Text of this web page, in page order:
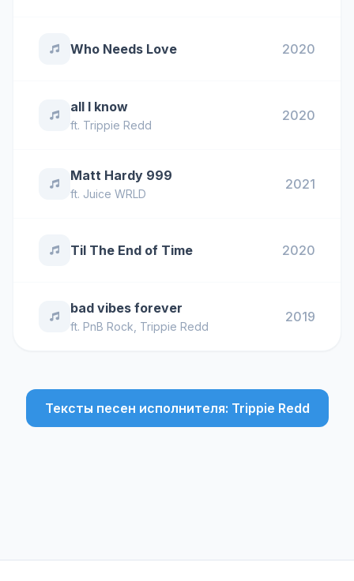
Who Needs Love 2020
all I know
ft. Trippie Redd
2020
Matt Hardy 999
ft. Juice WRLD
2021
Til The End of Time 2020
bad vibes forever
ft. PnB Rock Trippie Redd
2019
Тексты песен исполнителя: Trippie Redd